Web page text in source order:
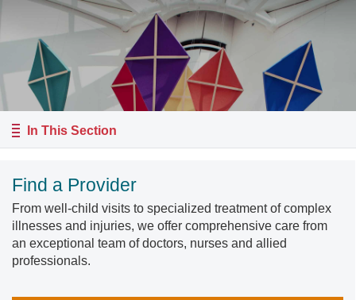
In This Section
Find a Provider
From well-child visits to specialized treatment of complex
illnesses and injuries, we offer comprehensive care from
an exceptional team of doctors, nurses and allied
professionals.